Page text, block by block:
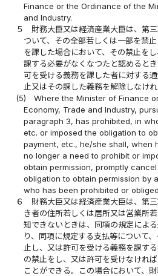
Finance or the Ordinance of the
and Industry.
５
財務大臣又は経済産業大臣は、第
ついて、その全部若しくは一部を禁
を課した場合において、その禁止を
課する必要がなくなつたと認めると
可を受ける義務を課した者に対する
止又はその課した義務を解除しなけれ
(5)
Where the Minister of Finance
Economy, Trade and Industry,
paragraph 3, has prohibited, in
etc. or imposed the obligation to
payment, etc., he/she shall, when
no longer a need to prohibit or
obtain permission, promptly
obligation to obtain permission by
who has been prohibited or
６
財務大臣又は経済産業大臣は、第
き者の住所若しくは居所又は営業所
知できないときは、同項の規定によ
り、同項に規定する支払等について
止し、又は許可を受ける義務を課す
の禁止をし、又は許可を受けなけれ
ことができる。この場合において、